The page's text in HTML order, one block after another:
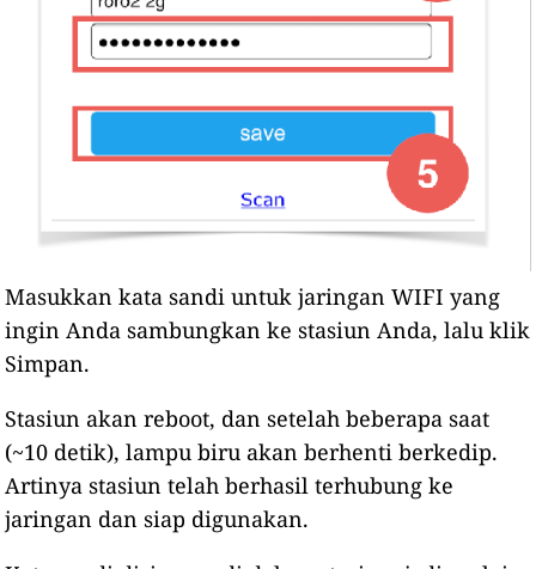
Masukkan kata sandi untuk jaringan WIFI yang
ingin Anda sambungkan ke stasiun Anda, lalu klik
Simpan.
Stasiun akan reboot, dan setelah beberapa saat
(~10 detik), lampu biru akan berhenti berkedip.
Artinya stasiun telah berhasil terhubung ke
jaringan dan siap digunakan.